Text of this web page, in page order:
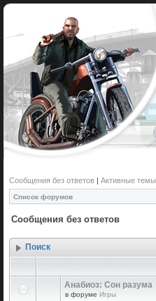
Сообщения без ответов | Активные темы
Список форумов
Сообщения без ответов
Поиск
Анабиоз: Сон разума
в форуме Игры